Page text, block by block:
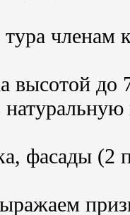
тура
высотой до
фасады (2